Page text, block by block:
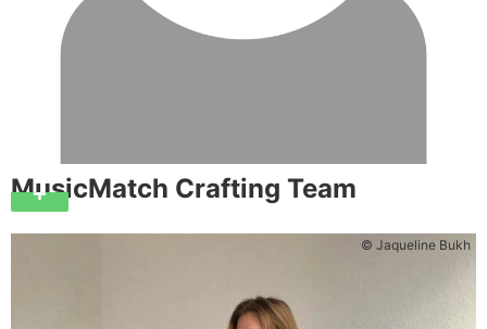
MusicMatch Crafting Team
© Jaqueline Bukh